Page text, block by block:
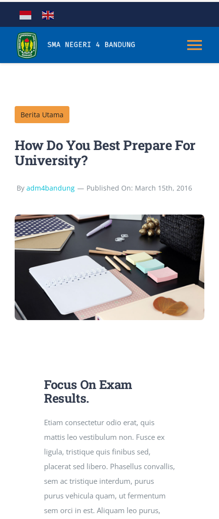
content
Kurikulum
Kesiswaan
Aplikasi
Jurnal
Kegiatan Tahunan
kontak
Berita Utama
How Do You Best Prepare For
University?
By adm4bandung — Published On: March 15th, 2016
Focus On Exam
Results.
Etiam consectetur odio erat, quis
mattis leo vestibulum non. Fusce ex
ligula, tristique quis finibus sed,
placerat sed libero. Phasellus convallis,
sem ac tristique interdum, purus
purus vehicula quam, ut fermentum
sem orci in est. Aliquam leo purus,